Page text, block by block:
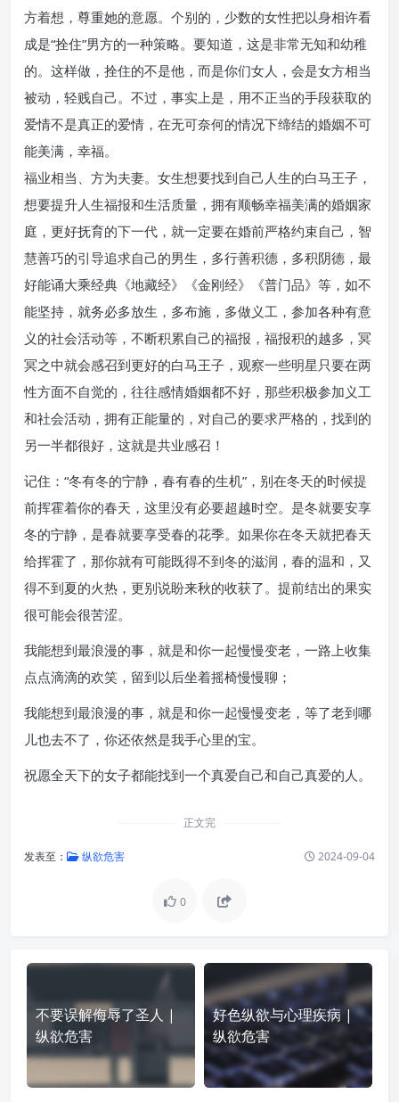
方着想，尊重她的意愿。个别的，少数的女性把以身相许看
成是“拴住”男方的一种策略。要知道，这是非常无知和幼稚
的。这样做，拴住的不是他，而是你们女人，会是女方相当
被动，轻贱自己。不过，事实上是，用不正当的手段获取的
爱情不是真正的爱情，在无可奈何的情况下缔结的婚姻不可
能美满，幸福。
福业相当、方为夫妻。女生想要找到自己人生的白马王子，
想要提升人生福报和生活质量，拥有顺畅幸福美满的婚姻家
庭，更好抚育的下一代，就一定要在婚前严格约束自己，智
慧善巧的引导追求自己的男生，多行善积德，多积阴德，最
好能诵大乘经典《地藏经》《金刚经》《普门品》等，如不
能坚持，就务必多放生，多布施，多做义工，参加各种有意
义的社会活动等，不断积累自己的福报，福报积的越多，冥
冥之中就会感召到更好的白马王子，观察一些明星只要在两
性方面不自觉的，往往感情婚姻都不好，那些积极参加义工
和社会活动，拥有正能量的，对自己的要求严格的，找到的
另一半都很好，这就是共业感召！
记住：“冬有冬的宁静，春有春的生机”，别在冬天的时候提
前挥霍着你的春天，这里没有必要超越时空。是冬就要安享
冬的宁静，是春就要享受春的花季。如果你在冬天就把春天
给挥霍了，那你就有可能既得不到冬的滋润，春的温和，又
得不到夏的火热，更别说盼来秋的收获了。提前结出的果实
很可能会很苦涩。
我能想到最浪漫的事，就是和你一起慢慢变老，一路上收集
点点滴滴的欢笑，留到以后坐着摇椅慢慢聊；
我能想到最浪漫的事，就是和你一起慢慢变老，等了老到哪
儿也去不了，你还依然是我手心里的宝。
祝愿全天下的女子都能找到一个真爱自己和自己真爱的人。
正文完
发表至： 纵欲危害 2024-09-04
0
不要误解侮辱了圣人 |
纵欲危害
好色纵欲与心理疾病 |
纵欲危害